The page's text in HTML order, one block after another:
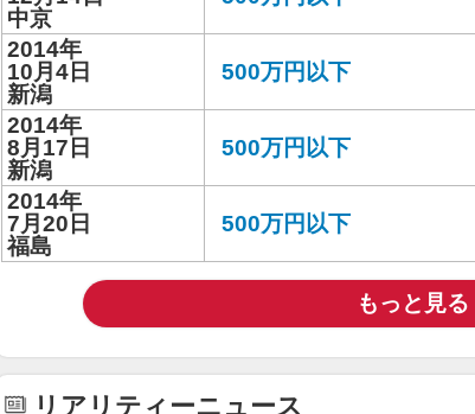
中京
2014年
10月4日
新潟
500万円以下
2014年
8月17日
新潟
500万円以下
2014年
7月20日
福島
500万円以下
もっと見る
リアリティーニュース